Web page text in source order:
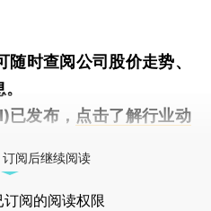
随时查阅公司股价走势、
已发布， 点击了解行业动
阅后继续阅读
订阅的阅读权限